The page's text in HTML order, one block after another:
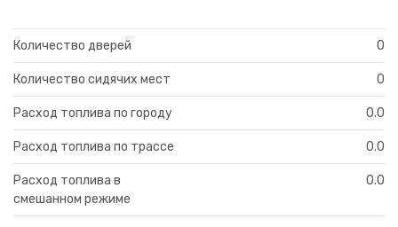
Количество дверей 0
Количество сидячих мест 0
Расход топлива по городу 0.0
Расход топлива по трассе 0.0
Расход топлива в
смешанном режиме
0.0